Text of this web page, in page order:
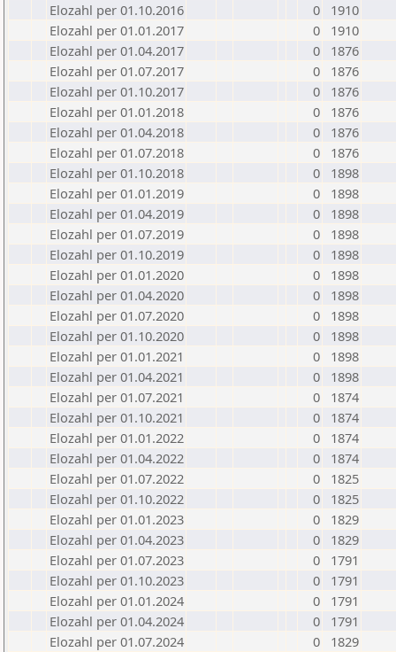
Elozahl per 01.10.2016
0
1910
Elozahl per 01.01.2017
0
1910
Elozahl per 01.04.2017
0
1876
Elozahl per 01.07.2017
0
1876
Elozahl per 01.10.2017
0
1876
Elozahl per 01.01.2018
0
1876
Elozahl per 01.04.2018
0
1876
Elozahl per 01.07.2018
0
1876
Elozahl per 01.10.2018
0
1898
Elozahl per 01.01.2019
0
1898
Elozahl per 01.04.2019
0
1898
Elozahl per 01.07.2019
0
1898
Elozahl per 01.10.2019
0
1898
Elozahl per 01.01.2020
0
1898
Elozahl per 01.04.2020
0
1898
Elozahl per 01.07.2020
0
1898
Elozahl per 01.10.2020
0
1898
Elozahl per 01.01.2021
0
1898
Elozahl per 01.04.2021
0
1898
Elozahl per 01.07.2021
0
1874
Elozahl per 01.10.2021
0
1874
Elozahl per 01.01.2022
0
1874
Elozahl per 01.04.2022
0
1874
Elozahl per 01.07.2022
0
1825
Elozahl per 01.10.2022
0
1825
Elozahl per 01.01.2023
0
1829
Elozahl per 01.04.2023
0
1829
Elozahl per 01.07.2023
0
1791
Elozahl per 01.10.2023
0
1791
Elozahl per 01.01.2024
0
1791
Elozahl per 01.04.2024
0
1791
Elozahl per 01.07.2024
0
1829